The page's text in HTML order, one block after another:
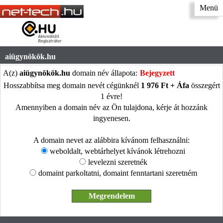
Menü
aiügynökök.hu
A(z) aiügynökök.hu domain név állapota: Bejegyzett
Hosszabbítsa meg domain nevét cégünknél 1 976 Ft + Áfa összegért
1 évre!
Amennyiben a domain név az Ön tulajdona, kérje át hozzánk
ingyenesen.
A domain nevet az alábbira kívánom felhasználni:
weboldalt, webtárhelyet kívánok létrehozni
levelezni szeretnék
domaint parkoltatni, domaint fenntartani szeretném